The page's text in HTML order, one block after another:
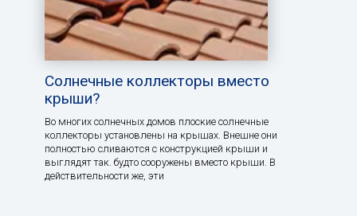
Солнечные коллекторы вместо
крыши?
Во многих солнечных домов плоские солнечные
коллекторы установлены на крышах. Внешне они
полностью сливаются с конструкцией крыши и
выглядят так. будто сооружены вместо крыши. В
действительности же, эти